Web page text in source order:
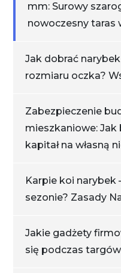
mm: Surowy
nowoczesny taras
Jak dobrać
rozmiaru oczka?
Zabezpieczenie
mieszkaniowe:
kapitał na własną
Karpie koi narybek
sezonie? Zasady
Jakie gadżety
się podczas